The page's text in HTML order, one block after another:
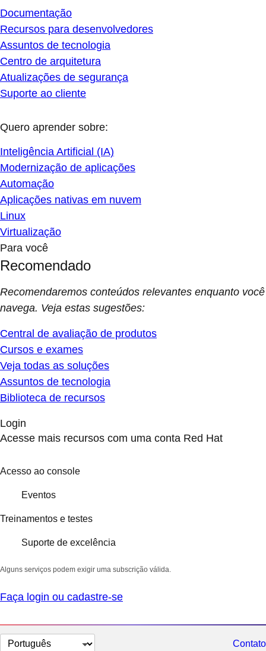
Documentação
Recursos para desenvolvedores
Assuntos de tecnologia
Centro de arquitetura
Atualizações de segurança
Suporte ao cliente
Quero aprender sobre:
Inteligência Artificial (IA)
Modernização de aplicações
Automação
Aplicações nativas em nuvem
Linux
Virtualização
Para você
Recomendado
Recomendaremos conteúdos relevantes enquanto você
navega. Veja estas sugestões:
Central de avaliação de produtos
Cursos e exames
Veja todas as soluções
Assuntos de tecnologia
Biblioteca de recursos
Login
Acesse mais recursos com uma conta Red Hat
Acesso ao console
Eventos
Treinamentos e testes
Suporte de excelência
Alguns serviços podem exigir uma subscrição válida.
Faça login ou cadastre-se
Selecionar
Contato